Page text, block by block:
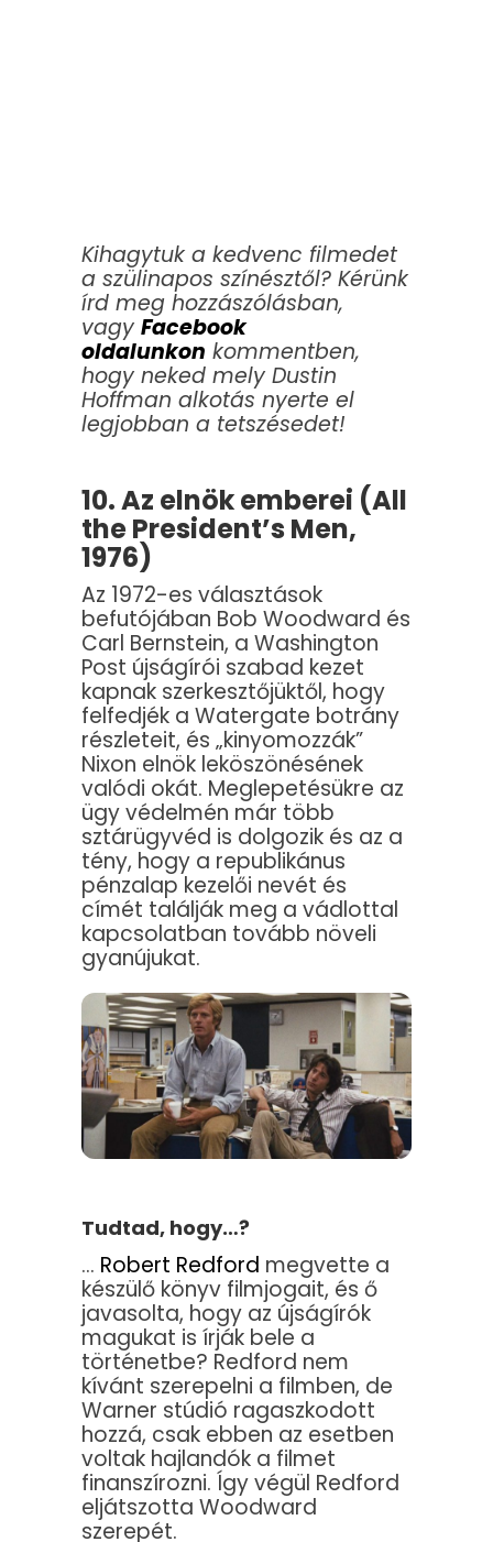
Kihagytuk a kedvenc filmedet
a szülinapos színésztől? Kérünk
írd meg hozzászólásban,
vagy Facebook
oldalunkon kommentben,
hogy neked mely Dustin
Hoffman alkotás nyerte el
legjobban a tetszésedet!
10. Az elnök emberei (All
the President’s Men,
1976)
Az 1972-es választások
befutójában Bob Woodward és
Carl Bernstein, a Washington
Post újságírói szabad kezet
kapnak szerkesztőjüktől, hogy
felfedjék a Watergate botrány
részleteit, és „kinyomozzák”
Nixon elnök leköszönésének
valódi okát. Meglepetésükre az
ügy védelmén már több
sztárügyvéd is dolgozik és az a
tény, hogy a republikánus
pénzalap kezelői nevét és
címét találják meg a vádlottal
kapcsolatban tovább növeli
gyanújukat.
Tudtad, hogy…?
… Robert Redford megvette a
készülő könyv filmjogait, és ő
javasolta, hogy az újságírók
magukat is írják bele a
történetbe? Redford nem
kívánt szerepelni a filmben, de
Warner stúdió ragaszkodott
hozzá, csak ebben az esetben
voltak hajlandók a filmet
finanszírozni. Így végül Redford
eljátszotta Woodward
szerepét.